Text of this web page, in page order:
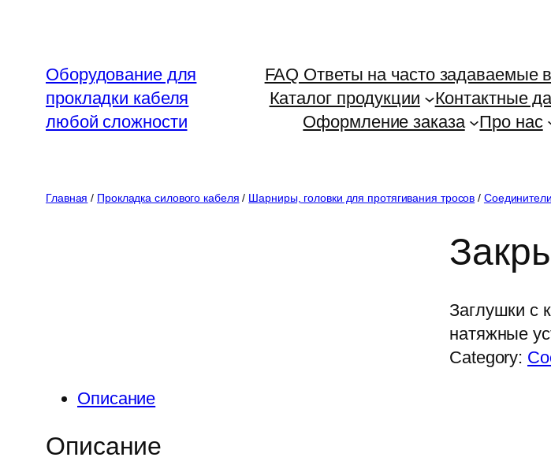
содержимому
Оборудование для
прокладки кабеля
любой сложности
FAQ Ответы на часто задаваемые
Каталог продукции
Контактные
Оформление заказа
Про нас
Главная / Прокладка силового кабеля / Шарниры, головки для протягивания тросов / Соединители
Заглушки с
натяжные
Category:
Описание
Описание